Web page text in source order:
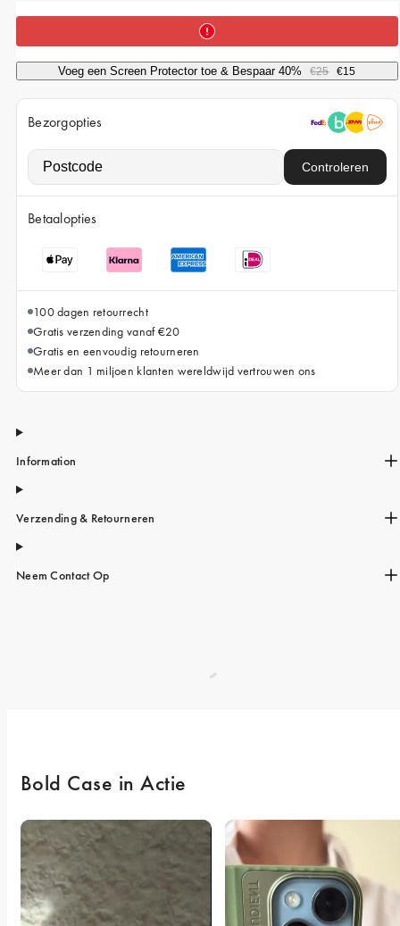
iPhone 14 Pro
iPhone 14
iPhone 13 Pro
iPhone 13
Alle telefoonmodellen
Voeg een Screen Protector toe & Bespaar 40% €25 €15
Bezorgopties
Controleren
Betaalopties
100 dagen retourrecht
Gratis verzending vanaf €20
Gratis en eenvoudig retourneren
Meer dan 1 miljoen klanten wereldwijd vertrouwen ons
Information
Verzending & Retourneren
Neem Contact Op
Bold Case in Actie